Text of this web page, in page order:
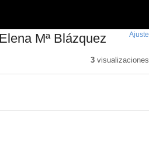
Mª Blázquez Ajuste
3visualizaciones